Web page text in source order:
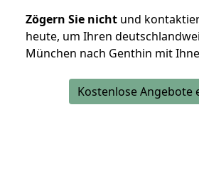
Zögern Sie nicht und
heute, um Ihren
München nach Genthin mit
Kostenlose Angebote